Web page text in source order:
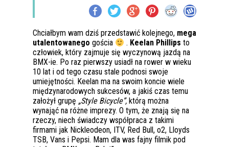
Chciałbym wam dziś przedstawić kolejnego, mega
utalentowanego gościa . Keelan Phillips to
człowiek, który zajmuje się wyczynową jazdą na
BMX-ie. Po raz pierwszy usiadł na rower w wieku
10 lat i od tego czasu stale podnosi swoje
umiejętności. Keelan ma na swoim koncie wiele
międzynarodowych sukcesów, a jakiś czas temu
założył grupę „Style Bicycle”, którą można
wynająć na różne imprezy. O tym, że znają się na
rzeczy, niech świadczy współpraca z takimi
firmami jak Nickleodeon, ITV, Red Bull, o2, Lloyds
TSB, Vans i Pepsi. Mam dla was fajny filmik pod